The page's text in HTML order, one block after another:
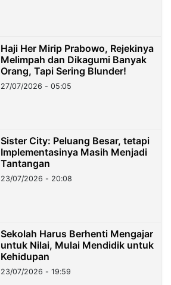
Haji Her Mirip Prabowo, Rejekinya
Melimpah dan Dikagumi Banyak
Orang, Tapi Sering Blunder!
27/07/2026 - 05:05
Sister City: Peluang Besar, tetapi
Implementasinya Masih Menjadi
Tantangan
23/07/2026 - 20:08
Sekolah Harus Berhenti Mengajar
untuk Nilai, Mulai Mendidik untuk
Kehidupan
23/07/2026 - 19:59